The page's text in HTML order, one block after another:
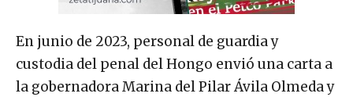
En junio de 2023, personal de guardia y
custodia del penal del Hongo envió una carta a
la gobernadora Marina del Pilar Ávila Olmeda y